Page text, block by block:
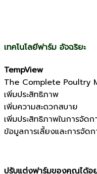
เทคโนโลยีฟาร์ม อัจฉริยะ
TempView
The Complete Poultry
เพิ่มประสิทธิภาพ
เพิ่มความสะดวกสบาย
เพิ่มประสิทธิภาพในการจั
ข้อมูลการเลี้ยงและการจัด
ปรับแต่งฟาร์มของคุณได้อ